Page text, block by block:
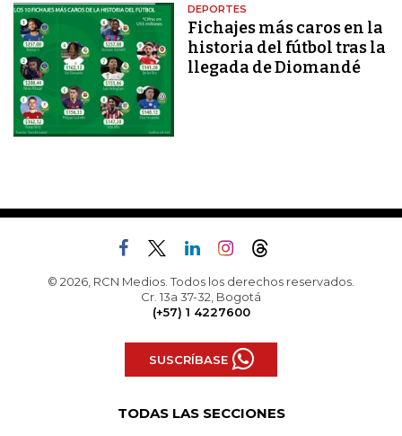
DEPORTES
Fichajes más caros en la
historia del fútbol tras la
llegada de Diomandé
© 2026, RCN Medios. Todos los derechos reservados.
Cr. 13a 37-32, Bogotá
(+57) 1 4227600
SUSCRÍBASE
TODAS LAS SECCIONES